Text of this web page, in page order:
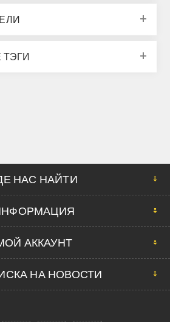
НАС НАЙТИ
АККАУНТ
НА НОВОСТИ